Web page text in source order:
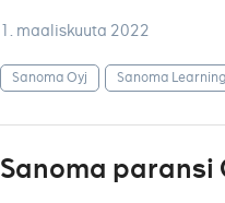
1. maaliskuuta 2022
Sanoma Oyj Sanoma Learning
Sanoma